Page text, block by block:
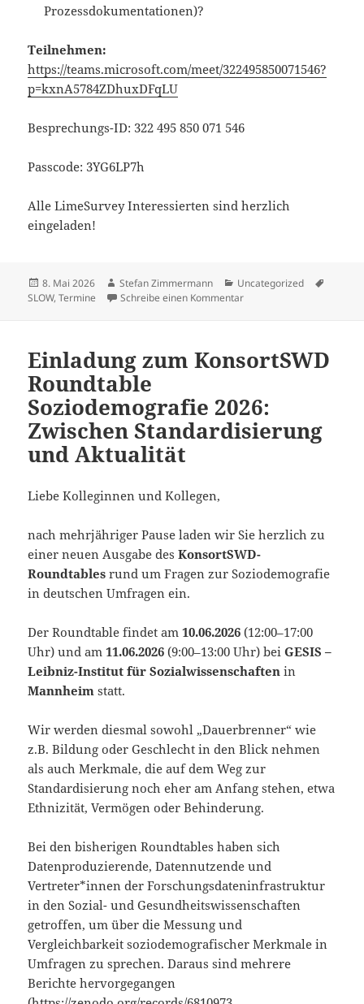
Prozessdokumentationen)?
Teilnehmen:
https://teams.microsoft.com/meet/322495850071546?
p=kxnA5784ZDhuxDFqLU
Besprechungs-ID: 322 495 850 071 546
Passcode: 3YG6LP7h
Alle LimeSurvey Interessierten sind herzlich
eingeladen!
Veröffentlicht
am
8. Mai 2026 Autor
Stefan Zimmermann Kategorien
Uncategorized
SLOW,Termine Schreibe einen Kommentarzu Austauschtreffen für
Einladung zum KonsortSWD
Roundtable
Soziodemografie 2026:
Zwischen Standardisierung
und Aktualität
Liebe Kolleginnen und Kollegen,
nach mehrjähriger Pause laden wir Sie herzlich zu
einer neuen Ausgabe desKonsortSWD-
Roundtables rund um Fragen zur Soziodemografie
in deutschen Umfragen ein.
Der Roundtable findet am10.06.2026 (12:00–17:00
Uhr) und am11.06.2026 (9:00–13:00 Uhr) beiGESIS –
Leibniz-Institut für Sozialwissenschaften in
Mannheim statt.
Wir werden diesmal sowohl „Dauerbrenner“ wie
z.B. Bildung oder Geschlecht in den Blick nehmen
als auch Merkmale, die auf dem Weg zur
Standardisierung noch eher am Anfang stehen, etwa
Ethnizität, Vermögen oder Behinderung.
Bei den bisherigen Roundtables haben sich
Datenproduzierende, Datennutzende und
Vertreter*innen der Forschungsdateninfrastruktur
in den Sozial- und Gesundheitswissenschaften
getroffen, um über die Messung und
Vergleichbarkeit soziodemografischer Merkmale in
Umfragen zu sprechen. Daraus sind mehrere
Berichte hervorgegangen